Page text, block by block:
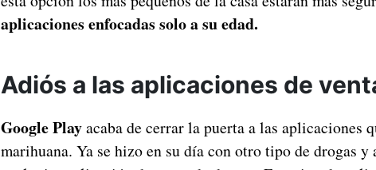
aplicaciones enfocadas solo a su edad.
Adiós a las aplicaciones de
Google Playacaba de cerrar la puerta a las aplicaciones
marihuana. Ya se hizo en su día con otro tipo de drogas y